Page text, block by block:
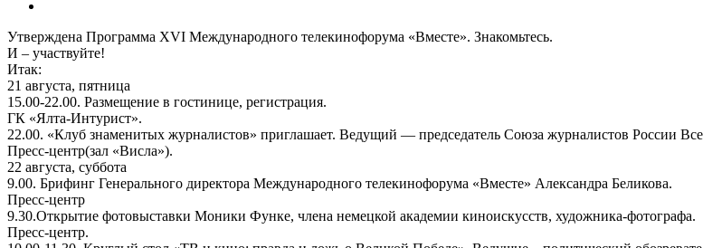
Утверждена Программа XVI Международного телекинофорума «Вместе». Знакомьтесь.
И – участвуйте!
Итак:
21 августа, пятница
15.00-22.00. Размещение в гостинице, регистрация.
ГК «Ялта-Интурист».
22.00. «Клуб знаменитых журналистов» приглашает. Ведущий — председатель Союза журналистов России
Пресс-центр(зал «Висла»).
22 августа, суббота
9.00. Брифинг Генерального директора Международного телекинофорума «Вместе» Александра Беликова.
Пресс-центр
9.30.Открытие фотовыставки Моники Функе, члена немецкой академии киноискусств, художника-фотографа.
Пресс-центр.